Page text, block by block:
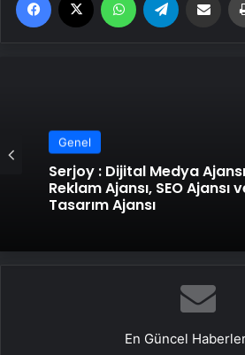
Genel
Serjoy : Dijital Medya Ajansı, Google
Reklam Ajansı, SEO Ajansı
Tasarım Ajansı
Genel
UETDS Nedir ? Uetds.com
Taşımacılık Yazılımı
En Güncel